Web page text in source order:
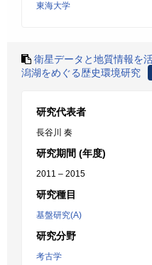
東海大学
衛星データと地質情報を
潟湖をめぐる歴史環境研究
研究代表者
長谷川 奏
研究期間 (年度)
2011 – 2015
研究種目
基盤研究(A)
研究分野
考古学